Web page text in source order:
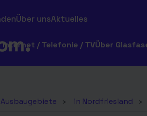
Über unsAktuelles
Internet / Telefonie / TVÜber
Ausbaugebiete › in Nordfriesland ›